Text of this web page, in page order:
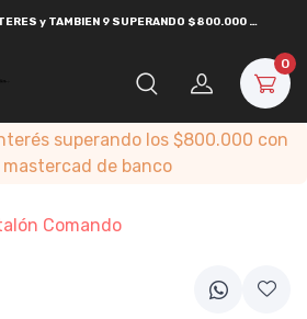
y TAMBIEN 9 SUPERANDO $800.000 CON
0
superando los $800.000 con
de banco